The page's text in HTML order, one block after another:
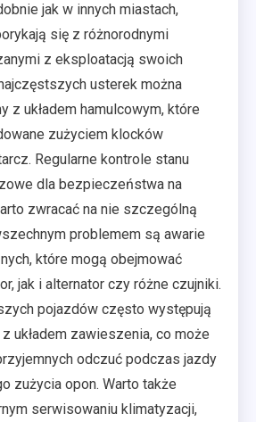
jak w innych miastach,
się z różnorodnymi
z eksploatacją swoich
usterek można
z układem hamulcowym, które
zużyciem klocków
Regularne kontrole stanu
dla bezpieczeństwa na
zwracać na nie szczególną
problemem są awarie
które mogą obejmować
jak i alternator czy różne czujniki.
pojazdów często występują
układem zawieszenia, co może
odczuć podczas jazdy
zużycia opon. Warto także
serwisowaniu klimatyzacji,